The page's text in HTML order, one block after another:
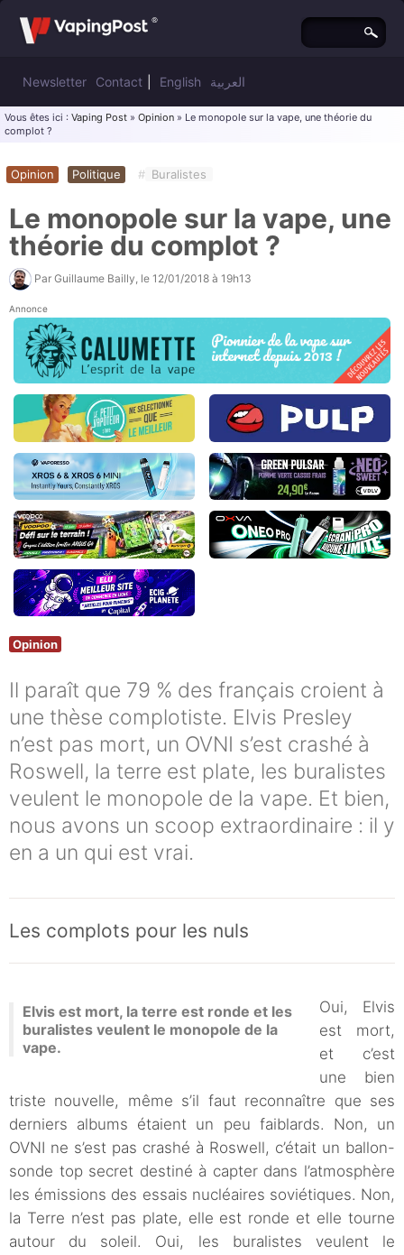
Newsletter Contact English العربية
Vous êtes ici : Vaping Post » Opinion » Le monopole sur la vape, une théorie du
complot ?
Opinion Politique # Buralistes
Le monopole sur la vape, une
théorie du complot ?
Par Guillaume Bailly , le 12/01/2018 à 19h13
Annonce
Opinion
Il paraît que 79 % des français croient à
une thèse complotiste. Elvis Presley
n’est pas mort, un OVNI s’est crashé à
Roswell, la terre est plate, les buralistes
veulent le monopole de la vape. Et bien,
nous avons un scoop extraordinaire : il y
en a un qui est vrai.
Les complots pour les nuls
Elvis est mort, la terre est ronde et les
buralistes veulent le monopole de la
vape.
Oui, Elvis
est mort,
et c’est
une bien
triste nouvelle, même s’il faut reconnaître que ses
derniers albums étaient un peu faiblards. Non, un
OVNI ne s’est pas crashé à Roswell, c’était un ballon-
sonde top secret destiné à capter dans l’atmosphère
les émissions des essais nucléaires soviétiques. Non,
la Terre n’est pas plate, elle est ronde et elle tourne
autour du soleil. Oui, les buralistes veulent le